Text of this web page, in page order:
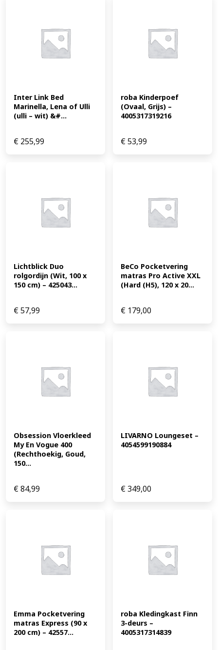
Inter Link Bed
Marinella, Lena of Ulli
(ulli – wit) &#...
€ 255,99
roba Kinderpoef
(Ovaal, Grijs) –
4005317319216
€53,99
Lichtblick Duo
rolgordijn (Wit, 100 x
150 cm) – 425043...
€57,99
BeCo Pocketvering
matras Pro Active XXL
(Hard (H5), 120 x 20...
€ 179,00
Obsession Vloerkleed
My En Vogue 400
(Rechthoekig, Goud,
150...
€84,99
LIVARNO Loungeset –
4054599190884
€349,00
Emma Pocketvering
matras Express (90 x
200 cm) – 42557...
roba Kledingkast Finn
3-deurs –
4005317314839